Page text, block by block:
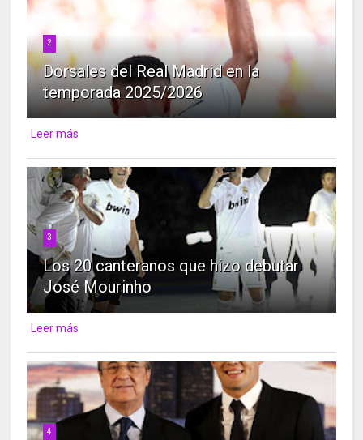
2
Dorsales del Real Madrid en la
temporada 2025/2026
Leer más
3
Los 20 canteranos que hizo debutar
José Mourinho
Leer más
4